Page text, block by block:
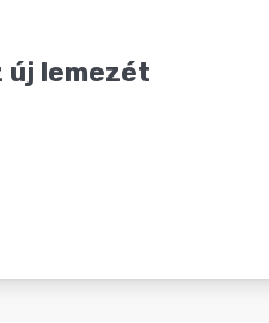
új lemezét